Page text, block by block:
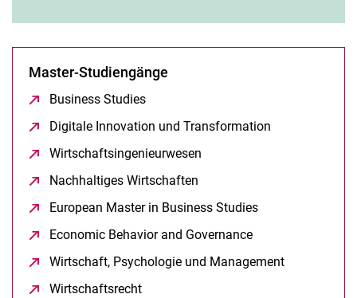
Master-Studiengänge
Business Studies
Digitale Innovation und Transformation
Wirtschaftsingenieurwesen
Nachhaltiges Wirtschaften
European Master in Business Studies
Economic Behavior and Governance
Wirtschaft, Psychologie und Management
Wirtschaftsrecht